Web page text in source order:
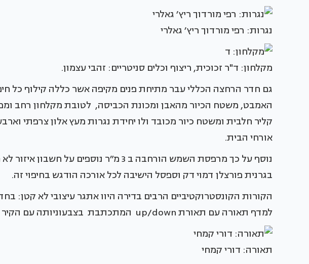
נגרות: רפי מורדוך ריץ׳ גאלרי
מקלחון: ד"ר זכוכית, ריצוף וכלים סניטריים: זהבי עצמון.
גם חדר הרחצה הכללי עבר מתיחת פנים מקיפה אשר כללה קילוף כל
האמבט, משטח הכיור מהאבן ומכונת הכביסה, לטובת מקלחון רחב
קליר חלבית ומשטח כיור מכובד ולו יחידת נגרות מעץ אלון צרפתי
אורחי הבית.
נוסף על כך מרפסת השמש הורחבה ב 3 מ״ר נוספים
בגרנית פורצלן דמוי דק וספסל הישיבה לכל אורכה הודגש בחיפוי זה.
הקורות הקונסטרוקטיביים הרבים בדירה היוו אתגר עיצובי לא קטן:
למדף תאורה עם תאורת up/down המתכתבת בצבעוניותה עם הקיר המרכזי.
תאורה: דורי קמחי